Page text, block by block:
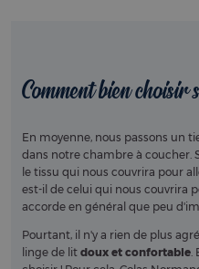
Comment bien choisir
En moyenne, nous passons un
dans notre chambre à coucher.
le tissu qui nous couvrira pour
est-il de celui qui nous couvrira
accorde en général que peu
Pourtant, il n'y a rien de plus
linge de lit doux et confortable.